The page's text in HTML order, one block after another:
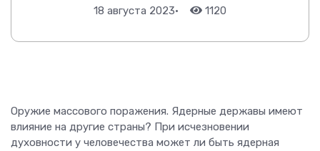
18 августа 2023• 1120
Оружие массового поражения. Ядерные державы имеют
влияние на другие страны? При исчезновении
духовности у человечества может ли быть ядерная